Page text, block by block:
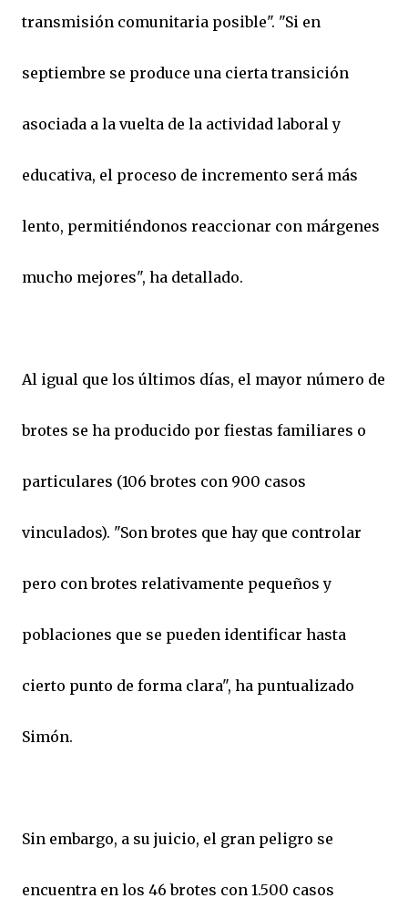
transmisión comunitaria posible". "Si en
septiembre se produce una cierta transición
asociada a la vuelta de la actividad laboral y
educativa, el proceso de incremento será más
lento, permitiéndonos reaccionar con márgenes
mucho mejores", ha detallado.
Al igual que los últimos días, el mayor número de
brotes se ha producido por fiestas familiares o
particulares (106 brotes con 900 casos
vinculados). "Son brotes que hay que controlar
pero con brotes relativamente pequeños y
poblaciones que se pueden identificar hasta
cierto punto de forma clara", ha puntualizado
Simón.
Sin embargo, a su juicio, el gran peligro se
encuentra en los 46 brotes con 1.500 casos